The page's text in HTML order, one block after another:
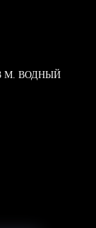
М. ВОДНЫЙ